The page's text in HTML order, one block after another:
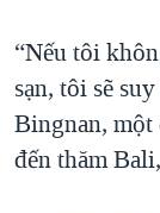
“Nếu tôi
sạn, tôi sẽ
Bingnan,
đến thăm